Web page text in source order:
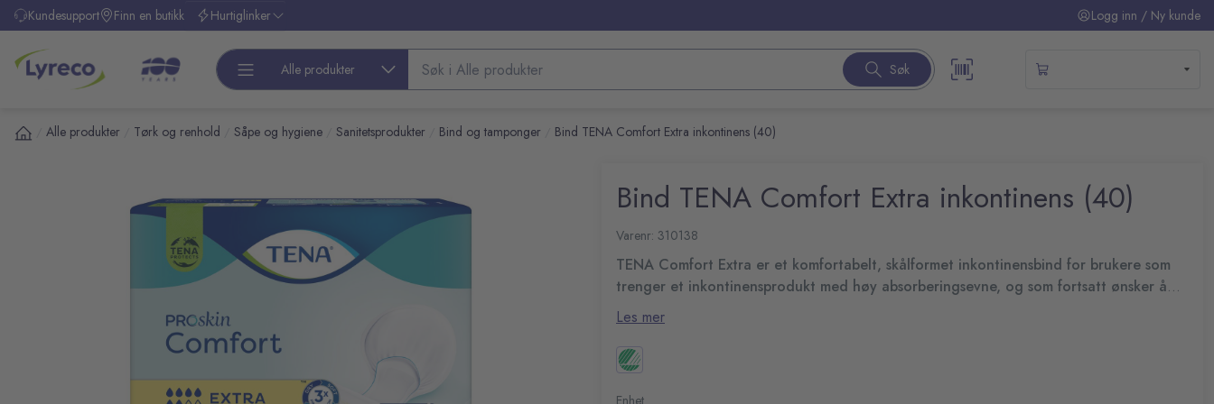
hovedinnhold
Kundesupport Finn en butikk Hurtiglinker Logg inn / Ny kunde
Alle produkter Søk etter produkter Søk
Alle produkter Tørk og renhold Såpe og hygiene Sanitetsprodukter Bind og tamponger Bind TENA Comfort Extra inkontinens (40)
Bind TENA Comfort Extra inkontinens (40)
Varenr: 310138
TENA Comfort Extra er et komfortabelt, skålformet inkontinensbind for brukere som
trenger et inkontinensprodukt med høy absorberingsevne, og som fortsatt ønsker å
bruke bind.
Den unike skålformen gir lekkasjesikkerhet og en kroppsnær tilpasning. Takket være FeelDry
Advanced™, suger produktet raskt væsken vekk fra overflaten og holder huden tørr. Dette
pålitelige inkontinensbindet holdes på plass med TENA Fix gjenbrukbare fikseringstruser.
TENA ProSkin Comfort kan tas på stående eller liggende, og er enkelt å tilpasse og bytte.
Les mer
Enhet